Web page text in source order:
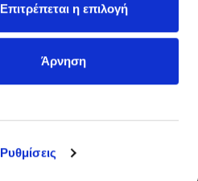
Ρυθμίσεις
Επιτρέπεται η επιλογή
Άρνηση